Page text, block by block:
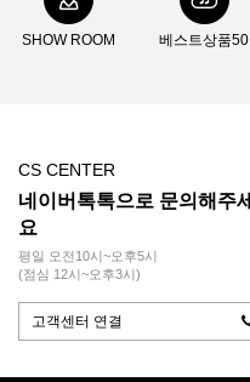
SHOW ROOM 베스트상품50
CS CENTER
네이버톡톡으로 문의해주세
요
평일 오전10시~오후5시
(점심 12시~오후3시)
고객센터 연결